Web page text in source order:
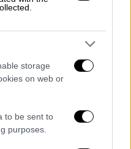
storage
on web or
to be sent to
purposes.
Σταμάτης
είχε
πολλές φορές ο
βάθος σε μεγάλες
αυτός που
ανάγνωσης.
κάποιο τρόπο